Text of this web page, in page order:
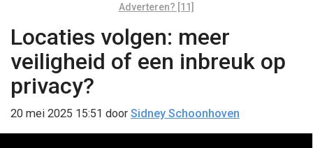
Adverteren? [11]
Locaties volgen: meer
veiligheid of een inbreuk op
privacy?
20 mei 2025 15:51 door Sidney Schoonhoven